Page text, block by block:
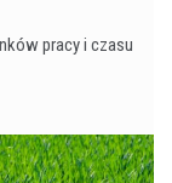
pracy i czasu